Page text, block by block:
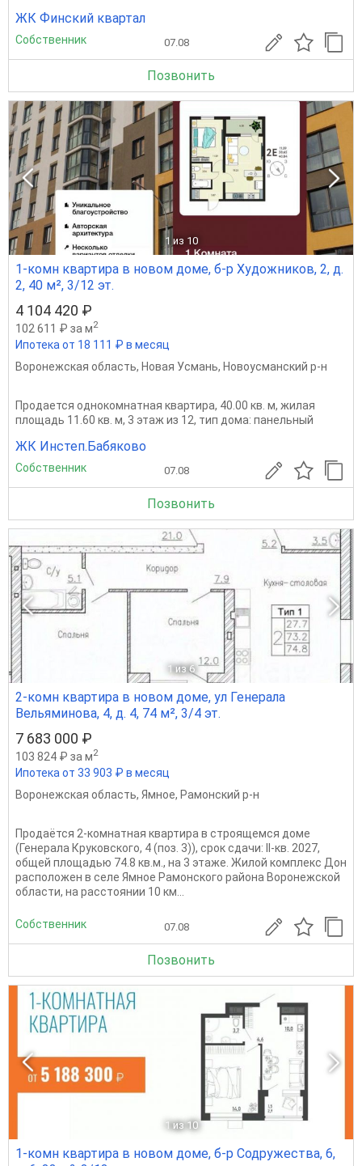
ЖК Финский квартал
Собственник 07.08
Позвонить
1 из 10
1-комн квартира в новом доме, б-р Художников, 2, д.
2, 40 м², 3/12 эт.
4 104 420 ₽
102 611 ₽ за м2
Ипотека от 18 111 ₽ в месяц
Воронежская область, Новая Усмань, Новоусманский р-н
Продается однокомнатная квартира, 40.00 кв. м, жилая
площадь 11.60 кв. м, 3 этаж из 12, тип дома: панельный
ЖК Инстеп.Бабяково
Собственник 07.08
Позвонить
1 из 6
2-комн квартира в новом доме, ул Генерала
Вельяминова, 4, д. 4, 74 м², 3/4 эт.
7 683 000 ₽
103 824 ₽ за м2
Ипотека от 33 903 ₽ в месяц
Воронежская область, Ямное, Рамонский р-н
Продаётся 2-комнатная квартира в строящемся доме
(Генерала Круковского, 4 (поз. 3)), срок сдачи: II-кв. 2027,
общей площадью 74.8 кв.м., на 3 этаже. Жилой комплекс Дон
расположен в селе Ямное Рамонского района Воронежской
области, на расстоянии 10 км...
Собственник 07.08
Позвонить
1 из 10
1-комн квартира в новом доме, б-р Содружества, 6,